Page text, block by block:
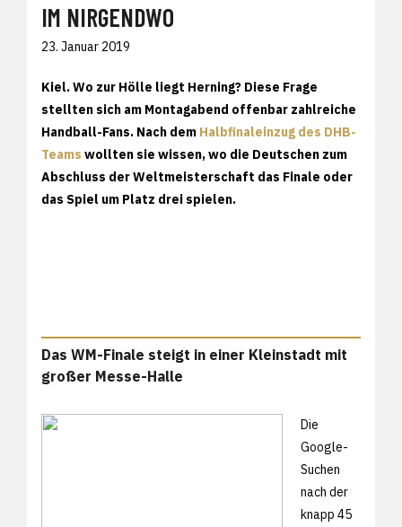
IM NIRGENDWO
23. Januar 2019
Kiel. Wo zur Hölle liegt Herning? Diese Frage
stellten sich am Montagabend offenbar zahlreiche
Handball-Fans. Nach dem Halbfinaleinzug des DHB-
Teams wollten sie wissen, wo die Deutschen zum
Abschluss der Weltmeisterschaft das Finale oder
das Spiel um Platz drei spielen.
Das WM-Finale steigt in einer Kleinstadt mit
großer Messe-Halle
Die
Google-
Suchen
nach der
knapp 45